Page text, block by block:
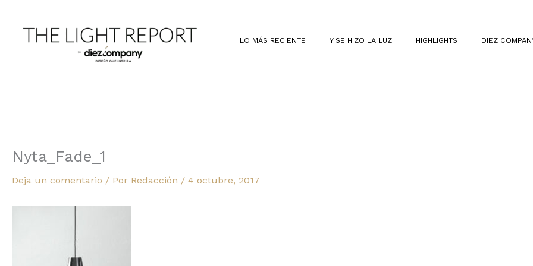
contenido
LO MÁS RECIENTE Y SE HIZO LA LUZ HIGHLIGHTS DIEZ
Nyta_Fade_1
Deja un comentario / Por Redacción / 4 octubre, 2017